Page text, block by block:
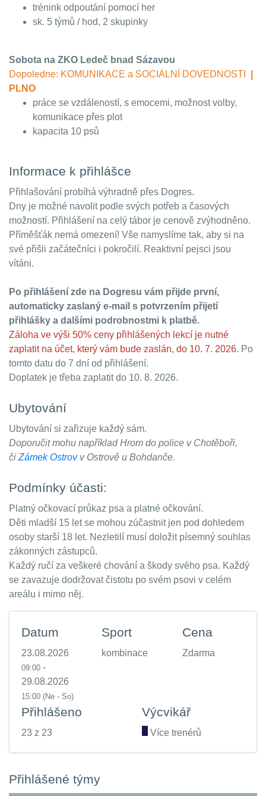
trénink odpoutání pomocí her
sk. 5 týmů / hod, 2 skupinky
Sobota na ZKO Ledeč bnad Sázavou
Dopoledne: KOMUNIKACE a SOCIÁLNÍ DOVEDNOSTI
PLNO
práce se vzdáleností, s emocemi, možnost volby,
komunikace přes plot
kapacita 10 psů
Informace k přihlášce
Přihlašování probíhá výhradně přes Dogres.
Dny je možné navolit podle svých potřeb a časových
možností. Přihlášení na celý tábor je cenově zvýhodněno.
Příměšťák nemá omezení! Vše namyslíme tak, aby si na
své přišli začátečníci i pokročilí. Reaktivní pejsci jsou
vítáni.
Po přihlášení zde na Dogresu vám přijde první,
automaticky zaslaný e-mail s potvrzením přijetí
přihlášky a dalšími podrobnostmi k platbě.
Záloha ve výši 50% ceny přihlášených lekcí je nutné
zaplatit na účet, který vám bude zaslán, do 10. 7. 2026. Po
tomto datu do 7 dní od přihlášení.
Doplatek je třeba zaplatit do 10. 8. 2026.
Ubytování
Ubytování si zařizuje každý sám.
Doporučit mohu například Hrom do police v Chotěboři,
či Zámek Ostrovv Ostrově u Bohdanče.
Podmínky účasti:
Platný očkovací průkaz psa a platné očkování.
Děti mladší 15 let se mohou zúčastnit jen pod dohledem
osoby starší 18 let. Nezletilí musí doložit písemný souhlas
zákonných zástupců.
Každý ručí za veškeré chování a škody svého psa. Každý
se zavazuje dodržovat čistotu po svém psovi v celém
areálu i mimo něj.
Datum
23.08.2026
09:00 -
29.08.2026
15:00 (Ne - So)
Sport
kombinace
Cena
Zdarma
Přihlášeno
23 z 23
Výcvikář
Více trenérů
Přihlášené týmy